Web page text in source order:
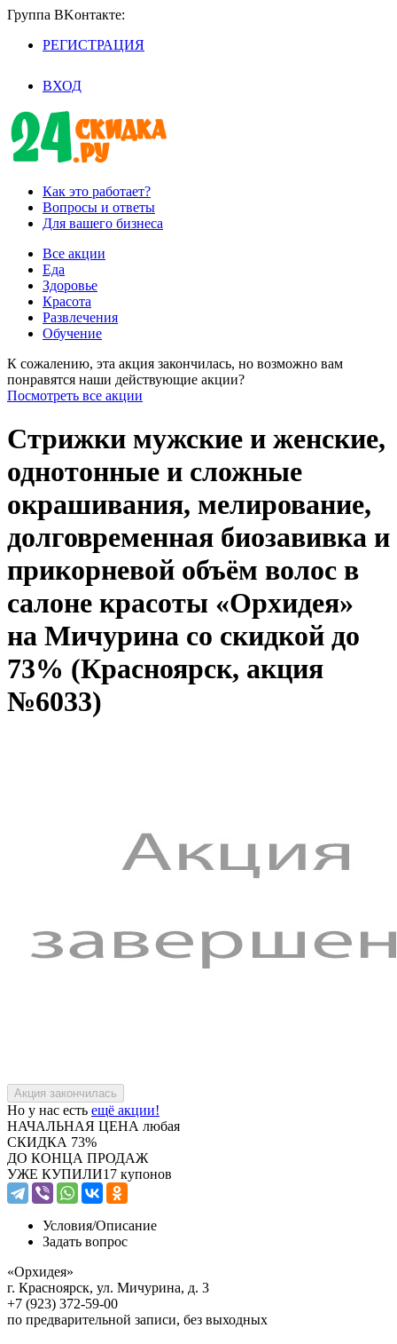
Группа BKoнтaктe:
РЕГИСТРАЦИЯ
ВХОД
Как это работает?
Вопросы и ответы
Для вашего бизнеса
Все акции
Еда
Здоровье
Красота
Развлечения
Обучение
К сожалению, эта акция закончилась, но возможно вам
понравятся наши действующие акции?
Посмотреть все акции
Стрижки мужские и женские,
однотонные и сложные
окрашивания, мелирование,
долговременная биозавивка и
прикорневой объём волос в
салоне красоты «Орхидея»
на Мичурина со скидкой до
73% (Красноярск, акция
№6033)
Но у нас есть ещё акции!
НАЧАЛЬНАЯ ЦЕНА любая
СКИДКА 73%
ДО КОНЦА ПРОДАЖ
УЖЕ КУПИЛИ17 купонов
Условия/Описание
Задать вопрос
«Орхидея»
г. Красноярск, ул. Мичурина, д. 3
+7 (923) 372-59-00
по предварительной записи, без выходных